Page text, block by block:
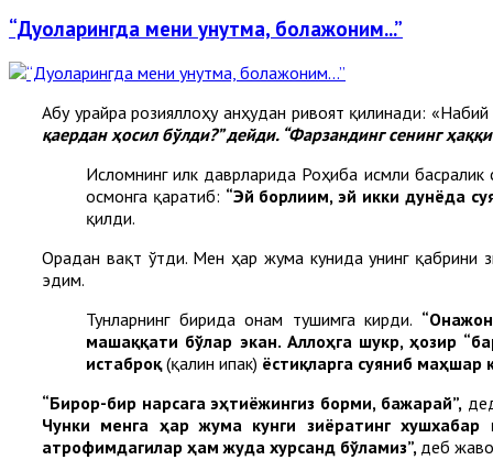
“Дуоларингда мени унутма, болажоним...”
Абу Ҳурайра розияллоҳу анҳудан ривоят қилинади:
қаердан ҳосил бўлди?” дейди. “Фарзандинг сенинг
Исломнинг илк даврларида Роҳиба исмли
осмонга қаратиб: “Эй борлиғим, эй икки дунёда
қилди.
Орадан вақт ўтди. Мен ҳар жума кунида унинг қабрини
эдим.
Тунларнинг бирида онам тушимга кирди.
машаққати бўлар экан. Аллоҳга шукр,ҳозир “
истаброқ(қалин ипак) ёстиқларга суяниб маҳшар
“Бирор-бир нарсага эҳтиёжингиз борми, бажарай”,
Чунки менга ҳар жума кунги зиёратинг хушхабар
атрофимдагилар ҳам жуда хурсанд бўламиз”, деб